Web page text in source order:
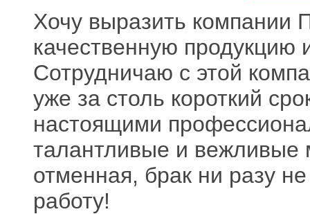
Хочу выразить компании
качественную
Сотрудничаю с этой
уже за столь короткий
настоящими
талантливые и вежливые
отменная, брак ни разу
работу!